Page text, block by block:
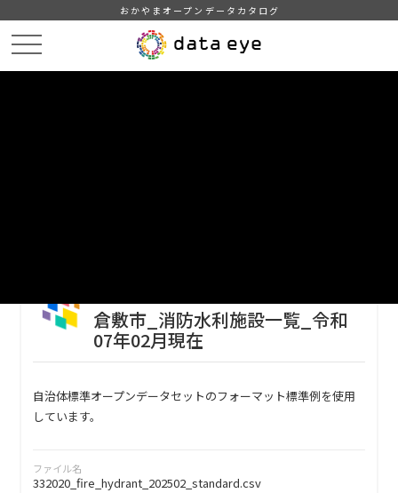
おかやまオープンデータカタログ
倉敷市_消防水利施設一覧_令和
07年02月現在
自治体標準オープンデータセットのフォーマット標準例を使用
しています。
ファイル名
332020_fire_hydrant_202502_standard.csv